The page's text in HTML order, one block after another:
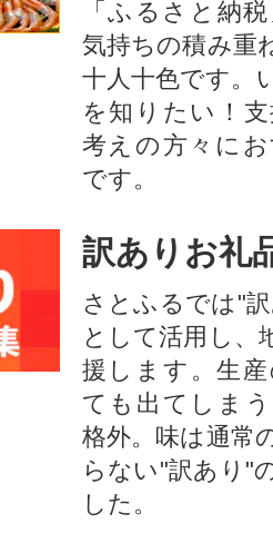
「ふるさと納
気持ちの積み重
十人十色です。
を知りたい！
考えの方々に
です。
訳ありお礼
さとふるでは"
として活用し、
援します。⽣
ても出てしま
格外。味は通常
らない"訳あり"
した。